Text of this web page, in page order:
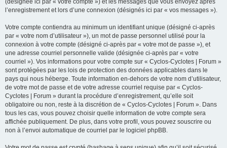
(désignée ici par « votre compte ») et les messages que vous envoyez après
l’enregistrement et lors d’une connexion (désignés ici par « vos messages »).
Votre compte contiendra au minimum un identifiant unique (désigné ci-après
par « votre nom d’utilisateur »), un mot de passe personnel utilisé pour la
connexion à votre compte (désigné ci-après par « votre mot de passe »), et
une adresse courriel personnelle valide (désignée ci-après par « votre
courriel »). Vos informations pour votre compte sur « Cyclos-Cyclotes | Forum »
sont protégées par les lois de protection des données applicables dans le
pays qui nous héberge. Toute information en-dehors de votre nom d’utilisateur,
de votre mot de passe et de votre adresse courriel requise par « Cyclos-
Cyclotes | Forum » durant la procédure d’enregistrement, qu’elle soit
obligatoire ou non, reste à la discrétion de « Cyclos-Cyclotes | Forum ». Dans
tous les cas, vous pouvez choisir quelle information de votre compte sera
affichée publiquement. De plus, dans votre profil, vous pouvez souscrire ou
non à l’envoi automatique de courriel par le logiciel phpBB.